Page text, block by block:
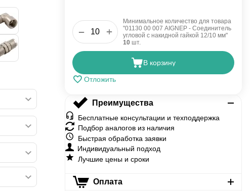
+
−
Минимальное количество для товара
"01130 00 007 AIGNEP - Соединитель
угловой с накидной гайкой 12/10 мм"
10 шт.
В корзину
Отложить
Преимущества
Бесплатные консультации и техподдержка
Подбор аналогов из наличия
Быстрая обработка заявки
Индивидуальный подход
Лучшие цены и сроки
Оплата